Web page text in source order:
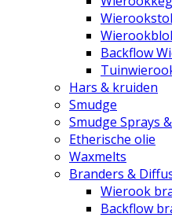
Backflow
Hars & kruiden
Smudge
Smudge Sprays
Etherische olie
Waxmelts
Branders &
Wierook
Backflow